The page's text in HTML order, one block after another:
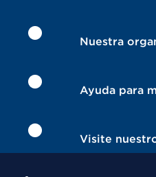
Nuestra
Ayuda para
Visite